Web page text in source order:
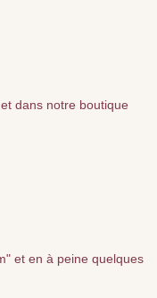
dans notre boutique
et en à peine quelques